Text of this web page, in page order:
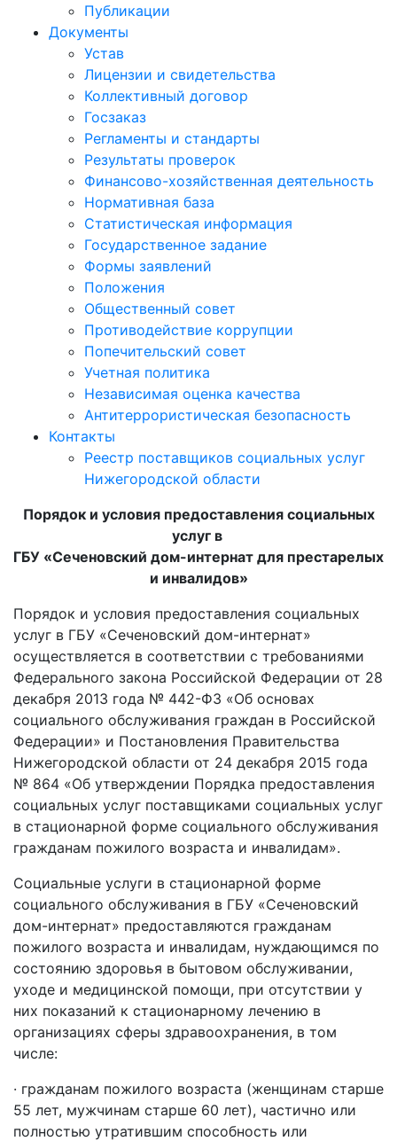
Публикации
Документы
Устав
Лицензии и свидетельства
Коллективный договор
Госзаказ
Регламенты и стандарты
Результаты проверок
Финансово-хозяйственная деятельность
Нормативная база
Статистическая информация
Государственное задание
Формы заявлений
Положения
Общественный совет
Противодействие коррупции
Попечительский совет
Учетная политика
Независимая оценка качества
Антитеррористическая безопасность
Контакты
Реестр поставщиков социальных услуг
Нижегородской области
Порядок и условия предоставления социальных
услуг в
ГБУ «Сеченовский дом-интернат для престарелых
и инвалидов»
Порядок и условия предоставления социальных
услуг в ГБУ «Сеченовский дом-интернат»
осуществляется в соответствии с требованиями
Федерального закона Российской Федерации от 28
декабря 2013 года № 442-ФЗ «Об основах
социального обслуживания граждан в Российской
Федерации» и Постановления Правительства
Нижегородской области от 24 декабря 2015 года
№ 864 «Об утверждении Порядка предоставления
социальных услуг поставщиками социальных услуг
в стационарной форме социального обслуживания
гражданам пожилого возраста и инвалидам».
Социальные услуги в стационарной форме
социального обслуживания в ГБУ «Сеченовский
дом-интернат» предоставляются гражданам
пожилого возраста и инвалидам, нуждающимся по
состоянию здоровья в бытовом обслуживании,
уходе и медицинской помощи, при отсутствии у
них показаний к стационарному лечению в
организациях сферы здравоохранения, в том
числе:
· гражданам пожилого возраста (женщинам старше
55 лет, мужчинам старше 60 лет), частично или
полностью утратившим способность или